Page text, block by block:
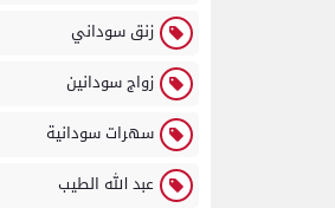
زنق سوداني
زواج سودانين
سهرات سودانية
عبد الله الطيب